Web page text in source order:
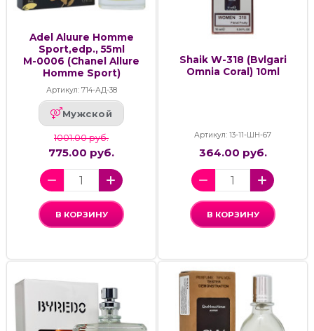
Adel Aluure Homme
Sport,edp., 55ml
М-0006 (Chanel Allure
Homme Sport)
Артикул: 714-АД-38
Мужской
1001.00 руб.
775.00 руб.
В КОРЗИНУ
Shaik W-318 (Bvlgari
Omnia Coral) 10ml
Артикул: 13-11-ШН-67
364.00 руб.
В КОРЗИНУ